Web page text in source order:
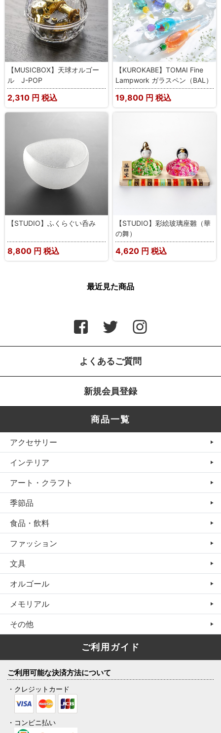
【MUSICBOX】天球オルゴー
ル J-POP
2,310 円 税込
【KUROKABE】TOMAI Fine
Lampwork ガラスペン（BAL）
19,800 円 税込
【STUDIO】ふくらぐい呑み
8,800 円 税込
【STUDIO】彩絵玻璃座雛（華
の舞）
4,620 円 税込
最近見た商品
よくあるご質問
新規会員登録
商品一覧
アクセサリー
インテリア
アート・クラフト
季節品
食品・飲料
ファッション
文具
オルゴール
メモリアル
その他
ご利用ガイド
ご利用可能な決済方法について
・クレジットカード
・コンビニ払い